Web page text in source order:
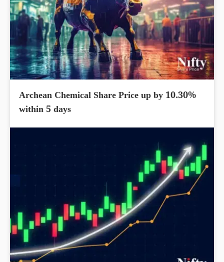
Archean Chemical Share Price up by 10.30%
within 5 days